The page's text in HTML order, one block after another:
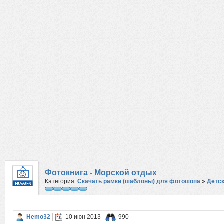
Фотокнига - Морской отдых
Категория: Скачать рамки (шаблоны) для фотошопа »
Hemo32 10 июн 2013 990